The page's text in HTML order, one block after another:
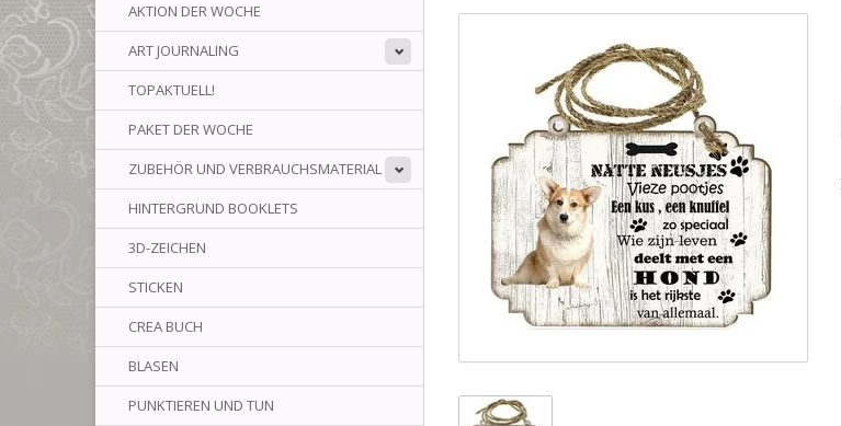
AKTION DER WOCHE
ART JOURNALING
TOPAKTUELL!
PAKET DER WOCHE
ZUBEHÖR UND VERBRAUCHSMATERIAL
HINTERGRUND BOOKLETS
3D-ZEICHEN
STICKEN
CREA BUCH
BLASEN
PUNKTIEREN UND TUN